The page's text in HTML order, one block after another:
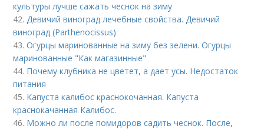
культуры лучше сажать чеснок на зиму
42.Девичий виноград лечебные свойства. Девичий
виноград (Parthenocissus)
43.Огурцы маринованные на зиму без зелени. Огурцы
маринованные "Как магазинные"
44. Почему клубника не цветет, а дает усы. Недостаток
питания
45. Капуста калибос краснокочанная. Капуста
краснокачанная Калибос.
46. Можно ли после помидоров садить чеснок. После,